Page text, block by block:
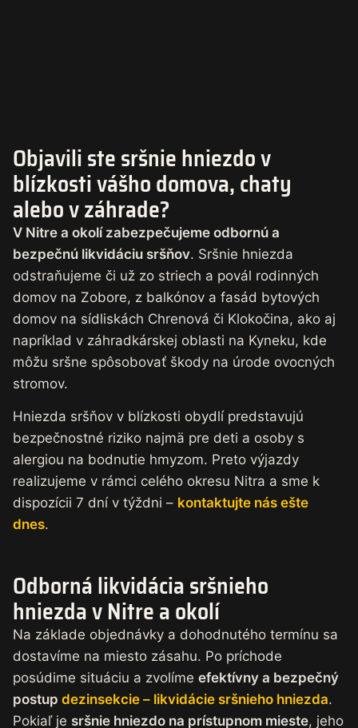
Objavili ste sršnie hniezdo v
blízkosti vášho domova, chaty
alebo v záhrade?
V Nitre a okolí zabezpečujeme odbornú a
bezpečnú likvidáciu sršňov. Sršnie hniezda
odstraňujeme či už zo striech a povál rodinných
domov na Zobore, z balkónov a fasád bytových
domov na sídliskách Chrenová či Klokočina, ako aj
napríklad v záhradkárskej oblasti na Kyneku, kde
môžu sršne spôsobovať škody na úrode ovocných
stromov.
Hniezda sršňov v blízkosti obydlí predstavujú
bezpečnostné riziko najmä pre deti a osoby s
alergiou na bodnutie hmyzom. Preto výjazdy
realizujeme v rámci celého okresu Nitra a sme k
dispozícii 7 dní v týždni – kontaktujte nás ešte
dnes.
Odborná likvidácia sršnieho
hniezda v Nitre a okolí
Na základe objednávky a dohodnutého termínu sa
dostavíme na miesto zásahu. Po príchode
posúdime situáciu a zvolíme efektívny a bezpečný
postup dezinsekcie – likvidácie sršnieho hniezda.
Pokiaľ je sršnie hniezdo na prístupnom mieste, jeho